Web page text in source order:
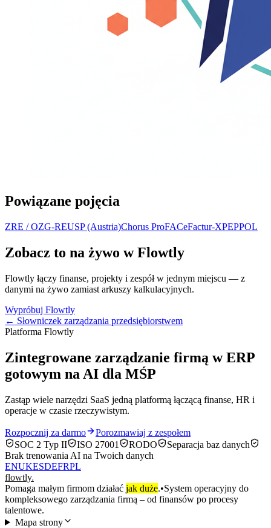
Powiązane pojęcia
ZRE / OZG-REUSP (Austria)Chorus ProFACeFactur-XPEPPOL
Zobacz to na żywo w Flowtly
Flowtly łączy finanse, projekty i zespół w jednym miejscu — z
danymi na żywo zamiast arkuszy kalkulacyjnych.
Wypróbuj Flowtly
← Słowniczek zarządzania przedsiębiorstwem
Platforma Flowtly
Zintegrowane zarządzanie firmą w ERP
gotowym na AI dla MŚP
Zastąp wiele narzędzi SaaS jedną platformą łączącą finanse, HR i
operacje w czasie rzeczywistym.
Rozpocznij za darmo
Porozmawiaj z zespołem
SOC 2 Typ II
ISO 27001 RODO
Separacja baz danych
Brak trenowania AI na Twoich danych
ENUKESDEFRPL
flowtly.
Pomaga małym firmom działać jak duże.•System operacyjny do
kompleksowego zarządzania firmą – od finansów po procesy
talentowe.
Mapa strony